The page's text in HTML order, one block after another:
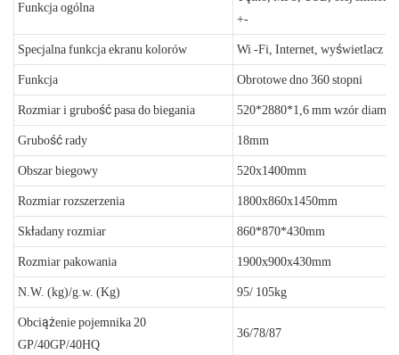
Funkcja ogólna
+-
Specjalna funkcja ekranu kolorów Wi -Fi, Internet, wyświetlacz
Funkcja Obrotowe dno 360 stopni
Rozmiar i grubość pasa do biegania 520*2880*1,6 mm wzór
Grubość rady 18mm
Obszar biegowy 520x1400mm
Rozmiar rozszerzenia 1800x860x1450mm
Składany rozmiar 860*870*430mm
Rozmiar pakowania 1900x900x430mm
N.W. (kg)/g.w. (Kg) 95/ 105kg
Obciążenie pojemnika 20
GP/40GP/40HQ
36/78/87